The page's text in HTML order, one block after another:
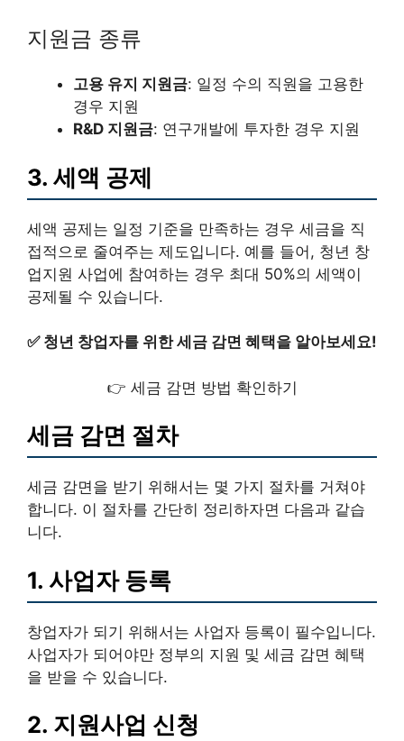
지원금 종류
고용 유지 지원금: 일정 수의 직원을 고용한
경우 지원
R&D 지원금: 연구개발에 투자한 경우 지원
3. 세액 공제
세액 공제는 일정 기준을 만족하는 경우 세금을 직
접적으로 줄여주는 제도입니다. 예를 들어, 청년 창
업지원 사업에 참여하는 경우 최대 50%의 세액이
공제될 수 있습니다.
✅ 청년 창업자를 위한 세금 감면 혜택을 알아보세요!
👉 세금 감면 방법 확인하기
세금 감면 절차
세금 감면을 받기 위해서는 몇 가지 절차를 거쳐야
합니다. 이 절차를 간단히 정리하자면 다음과 같습
니다.
1. 사업자 등록
창업자가 되기 위해서는 사업자 등록이 필수입니다.
사업자가 되어야만 정부의 지원 및 세금 감면 혜택
을 받을 수 있습니다.
2. 지원사업 신청